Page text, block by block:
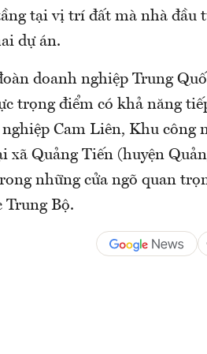
tại vị trí đất mà nhà đầu
dự án.
doanh nghiệp Trung
trọng điểm có khả năng
Cam Liên, Khu công
Quảng Tiến (huyện
những cửa ngõ quan
Trung Bộ.